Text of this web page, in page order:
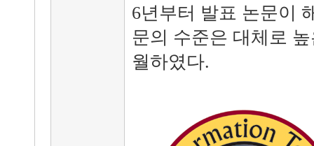
6년부터 발표 논문이
문의 수준은 대체로
월하였다.